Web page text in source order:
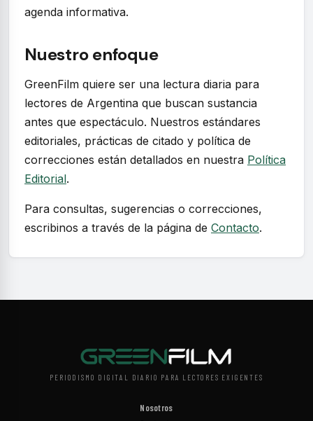
agenda informativa.
Nuestro enfoque
GreenFilm quiere ser una lectura diaria para
lectores de Argentina que buscan sustancia
antes que espectáculo. Nuestros estándares
editoriales, prácticas de citado y política de
correcciones están detallados en nuestra Política
Editorial.
Para consultas, sugerencias o correcciones,
escribinos a través de la página de Contacto.
PERIODISMO DIGITAL DIARIO PARA LECTORES EXIGENTES
Nosotros